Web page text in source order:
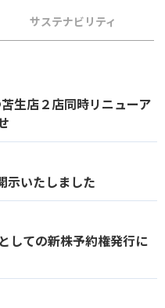
サステナビリティ
生店２店同時リニューア
示いたしました
しての新株予約権発行に